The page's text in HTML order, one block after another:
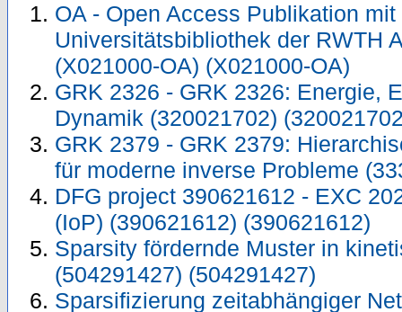
OA - Open Access Publikation
Universitätsbibliothek der RWTH
(X021000-OA) (X021000-OA)
GRK 2326 - GRK 2326: Energie,
Dynamik (320021702)
GRK 2379 - GRK 2379:
für moderne inverse Probleme
DFG project 390621612 - EXC
(IoP) (390621612) (390621612)
Sparsity fördernde Muster in
(504291427) (504291427)
Sparsifizierung zeitabhängiger